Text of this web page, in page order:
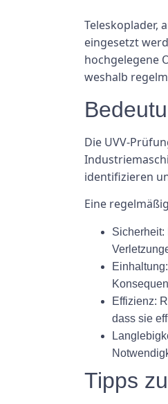
Teleskoplader,
eingesetzt
hochgelegene
weshalb
Die UVV-
identifizieren
Eine
Sicherheit:
Einhaltung:
Effizienz:
dass sie
Tipps